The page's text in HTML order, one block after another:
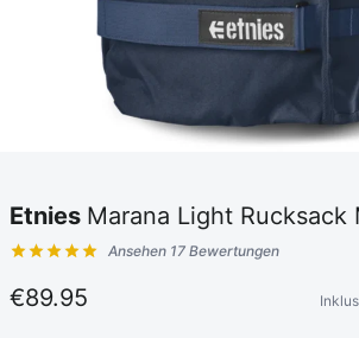
Etnies Marana Light Rucksack
Kundenbewertungen
Ansehen 17 Bewertungen
€89.95